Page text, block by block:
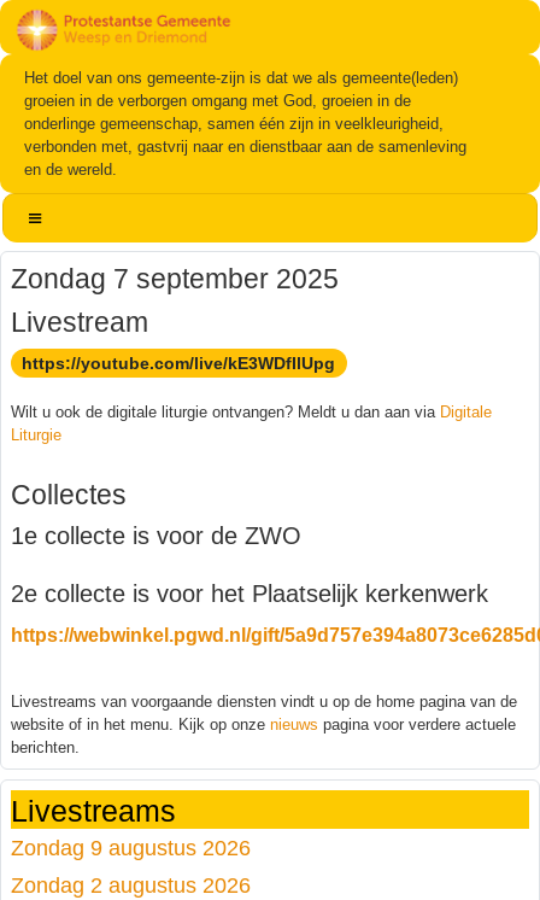
Het doel van ons gemeente-zijn is dat we als gemeente(leden)
groeien in de verborgen omgang met God, groeien in de
onderlinge gemeenschap, samen één zijn in veelkleurigheid,
verbonden met, gastvrij naar en dienstbaar aan de samenleving
en de wereld.
Zondag 7 september 2025
Livestream
https://youtube.com/live/kE3WDfIlUpg
Wilt u ook de digitale liturgie ontvangen? Meldt u dan aan via Digitale
Liturgie
Collectes
1e collecte is voor de ZWO
2e collecte is voor het Plaatselijk kerkenwerk
https://webwinkel.pgwd.nl/gift/
Livestreams van voorgaande diensten vindt u op de home pagina van de
website of in het menu. Kijk op onze nieuws pagina voor verdere actuele
berichten.
Livestreams
Zondag 9 augustus 2026
Zondag 2 augustus 2026